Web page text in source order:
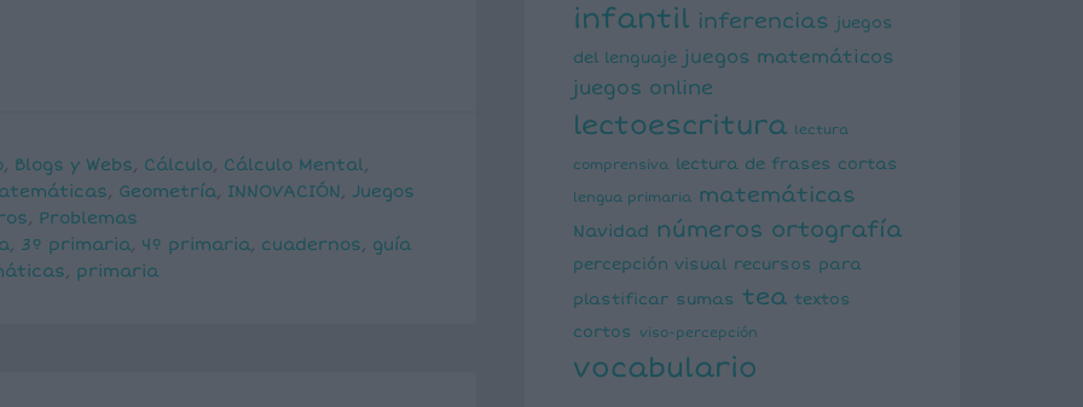
, Blogs y Webs, Cálculo, Cálculo Mental,
, Geometría, INNOVACIÓN, Juegos
, Problemas
, 3º primaria, 4º primaria, cuadernos, guía
, primaria
infantil inferencias juegos
del lenguaje juegos matemáticos
juegos online
lectoescritura lectura
comprensiva lectura de frases cortas
lengua primaria matemáticas
Navidad números ortografía
percepción visual recursos para
plastificar sumas tea textos
cortos
viso-percepción
vocabulario